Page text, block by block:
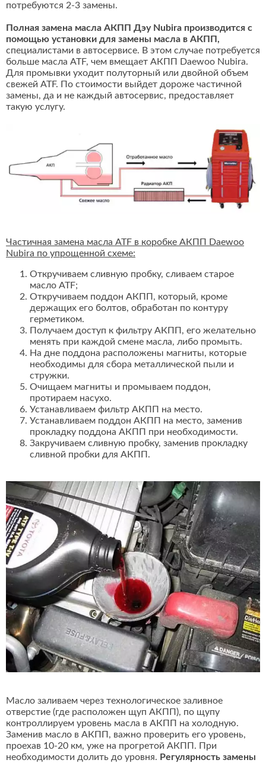
потребуются 2-3 замены.
Полная замена масла АКПП Дэу Nubira производится с
помощью установки для замены масла в АКПП,
специалистами в автосервисе. В этом случае потребуется
больше масла ATF, чем вмещает АКПП Daewoo Nubira.
Для промывки уходит полуторный или двойной объем
свежей ATF. По стоимости выйдет дороже частичной
замены, да и не каждый автосервис, предоставляет
такую услугу.
Частичная замена масла ATF в коробке АКПП Daewoo
Nubira по упрощенной схеме:
Откручиваем сливную пробку, сливаем старое
масло ATF;
Откручиваем поддон АКПП, который, кроме
держащих его болтов, обработан по контуру
герметиком.
Получаем доступ к фильтру АКПП, его желательно
менять при каждой смене масла, либо промыть.
На дне поддона расположены магниты, которые
необходимы для сбора металлической пыли и
стружки.
Очищаем магниты и промываем поддон,
протираем насухо.
Устанавливаем фильтр АКПП на место.
Устанавливаем поддон АКПП на место, заменив
прокладку поддона АКПП при необходимости.
Закручиваем сливную пробку, заменив прокладку
сливной пробки для АКПП.
Масло заливаем через технологическое заливное
отверстие (где расположен щуп АКПП), по щупу
контроллируем уровень масла в АКПП на холодную.
Заменив масло в АКПП, важно проверить его уровень,
проехав 10-20 км, уже на прогретой АКПП. При
необходимости долить до уровня. Регулярность замены